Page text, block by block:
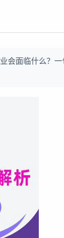
面临什么？